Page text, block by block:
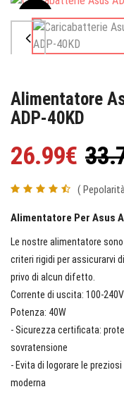
Sale
Alimentatore
ADP-40KD
26.99€
(
Alimentatore Per Asus
Le nostre alimentatore
criteri rigidi per assicurarvi
privo di alcun difetto.
Corrente di uscita: 100-
Potenza: 40W
- Sicurezza certificata:
sovratensione
- Evita di logorare le
moderna